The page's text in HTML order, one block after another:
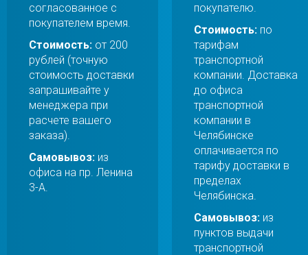
согласованное с
покупателем время.
Стоимость: от 200
рублей (точную
стоимость доставки
запрашивайте у
менеджера при
расчете вашего
заказа).
Самовывоз: из
офиса на пр. Ленина
3-А.
покупателю.
Стоимость: по
тарифам
транспортной
компании. Доставка
до офиса
транспортной
компании в
Челябинске
оплачивается по
тарифу доставки в
пределах
Челябинска.
Самовывоз: из
пунктов выдачи
транспортной